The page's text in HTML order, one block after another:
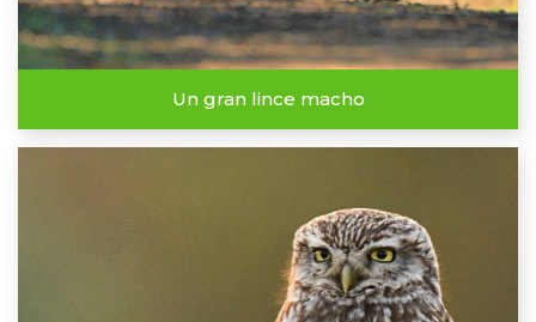
Un gran lince macho